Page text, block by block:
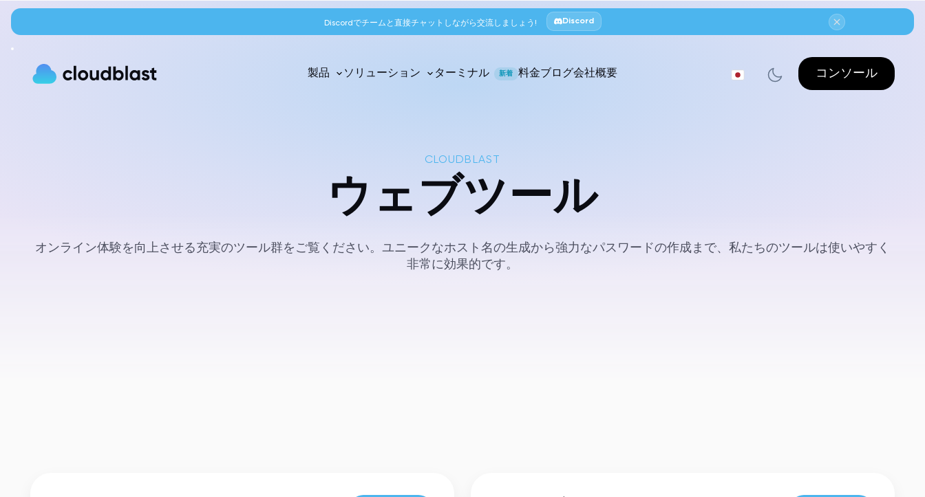
Discordでチームと直接チャットしながら交流しましょう! Discord
製品 ソリューション ターミナル 新着 料金ブログ会社概要 コンソール
CLOUDBLAST
ウェブツール
オンライン体験を向上させる充実のツール群をご覧ください。ユニークなホスト名の生成から強力なパスワードの作成まで、私たちのツールは使いやすく
非常に効果的です。